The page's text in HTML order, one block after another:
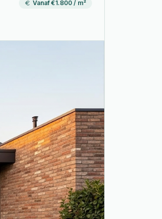
Vanaf €1.800 / m²